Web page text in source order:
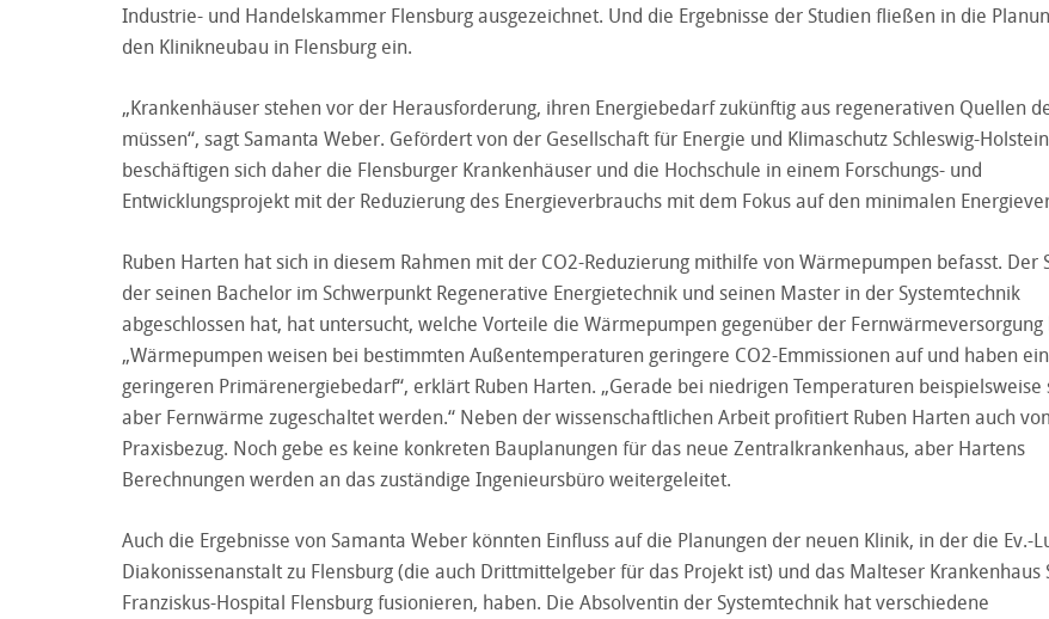
Industrie- und Handelskammer Flensburg ausgezeichnet. Und die Ergebnisse der Studien fließen in die
den Klinikneubau in Flensburg ein.
„Krankenhäuser stehen vor der Herausforderung, ihren Energiebedarf zukünftig aus regenerativen Quellen
müssen“, sagt Samanta Weber. Gefördert von der Gesellschaft für Energie und Klimaschutz Schleswig-Holstein
beschäftigen sich daher die Flensburger Krankenhäuser und die Hochschule in einem Forschungs- und
Entwicklungsprojekt mit der Reduzierung des Energieverbrauchs mit dem Fokus auf den minimalen
Ruben Harten hat sich in diesem Rahmen mit der CO2-Reduzierung mithilfe von Wärmepumpen befasst. Der
der seinen Bachelor im Schwerpunkt Regenerative Energietechnik und seinen Master in der Systemtechnik
abgeschlossen hat, hat untersucht, welche Vorteile die Wärmepumpen gegenüber der Fernwärmeversorgung
„Wärmepumpen weisen bei bestimmten Außentemperaturen geringere CO2-Emmissionen auf und haben
geringeren Primärenergiebedarf“, erklärt Ruben Harten. „Gerade bei niedrigen Temperaturen beispielsweise
aber Fernwärme zugeschaltet werden.“ Neben der wissenschaftlichen Arbeit profitiert Ruben Harten auch
Praxisbezug. Noch gebe es keine konkreten Bauplanungen für das neue Zentralkrankenhaus, aber Hartens
Berechnungen werden an das zuständige Ingenieursbüro weitergeleitet.
Auch die Ergebnisse von Samanta Weber könnten Einfluss auf die Planungen der neuen Klinik, in der die Ev.-
Diakonissenanstalt zu Flensburg (die auch Drittmittelgeber für das Projekt ist) und das Malteser Krankenhaus
Franziskus-Hospital Flensburg fusionieren, haben. Die Absolventin der Systemtechnik hat verschiedene